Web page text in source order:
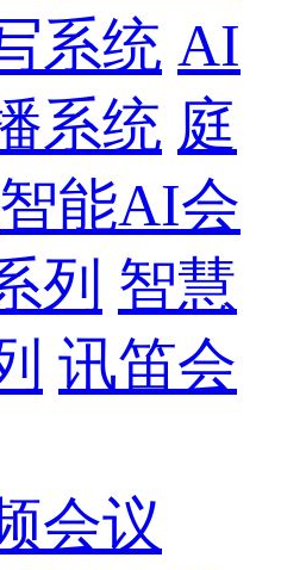
系统 AI
系统 庭
智能AI会
列 智慧
讯笛会
会议